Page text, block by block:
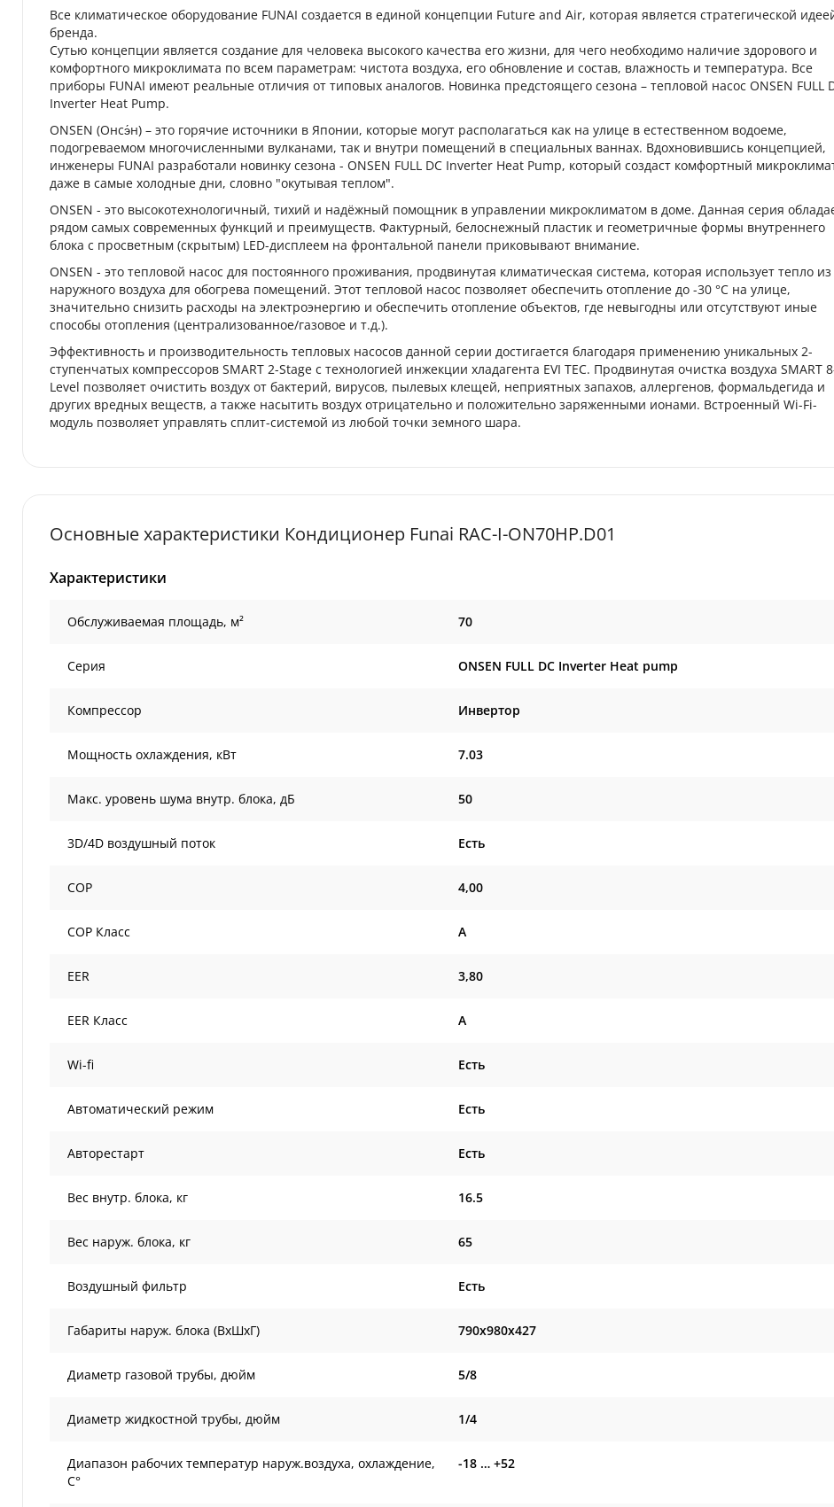
Все климатическое оборудование FUNAI создается в единой концепции Future and Air, которая является стратегической
бренда.
Сутью концепции является создание для человека высокого качества его жизни, для чего необходимо наличие здорового и
комфортного микроклимата по всем параметрам: чистота воздуха, его обновление и состав, влажность и температура. Все
приборы FUNAI имеют реальные отличия от типовых аналогов. Новинка предстоящего сезона – тепловой насос ONSEN FULL
Inverter Heat Pump.
ONSEN (Онсэ́н) – это горячие источники в Японии, которые могут располагаться как на улице в естественном водоеме,
подогреваемом многочисленными вулканами, так и внутри помещений в специальных ваннах. Вдохновившись концепцией,
инженеры FUNAI разработали новинку сезона - ONSEN FULL DC Inverter Heat Pump, который создаст комфортный
даже в самые холодные дни, словно "окутывая теплом".
ONSEN - это высокотехнологичный, тихий и надёжный помощник в управлении микроклиматом в доме. Данная серия
рядом самых современных функций и преимуществ. Фактурный, белоснежный пластик и геометричные формы внутреннего
блока с просветным (скрытым) LED-дисплеем на фронтальной панели приковывают внимание.
ONSEN - это тепловой насос для постоянного проживания, продвинутая климатическая система, которая использует тепло из
наружного воздуха для обогрева помещений. Этот тепловой насос позволяет обеспечить отопление до -30 °С на улице,
значительно снизить расходы на электроэнергию и обеспечить отопление объектов, где невыгодны или отсутствуют иные
способы отопления (централизованное/газовое и т.д.).
Эффективность и производительность тепловых насосов данной серии достигается благодаря применению уникальных 2-
ступенчатых компрессоров SMART 2-Stage с технологией инжекции хладагента EVI TEC. Продвинутая очистка воздуха SMART
Level позволяет очистить воздух от бактерий, вирусов, пылевых клещей, неприятных запахов, аллергенов, формальдегида и
других вредных веществ, а также насытить воздух отрицательно и положительно заряженными ионами. Встроенный Wi-Fi-
модуль позволяет управлять сплит-системой из любой точки земного шара.
Основные характеристики Кондиционер Funai RAC-I-ON70HP.D01
Характеристики
Обслуживаемая площадь, м² 70
Серия ONSEN FULL DC Inverter Heat pump
Компрессор Инвертор
Мощность охлаждения, кВт 7.03
Макс. уровень шума внутр. блока, дБ 50
3D/4D воздушный поток Есть
COP 4,00
COP Класс A
EER 3,80
EER Класс A
Wi-fi Есть
Автоматический режим Есть
Авторестарт Есть
Вес внутр. блока, кг 16.5
Вес наруж. блока, кг 65
Воздушный фильтр Есть
Габариты наруж. блока (ВxШxГ) 790x980x427
Диаметр газовой трубы, дюйм 5/8
Диаметр жидкостной трубы, дюйм 1/4
Диапазон рабочих температур наруж.воздуха, охлаждение,
С°
-18 … +52